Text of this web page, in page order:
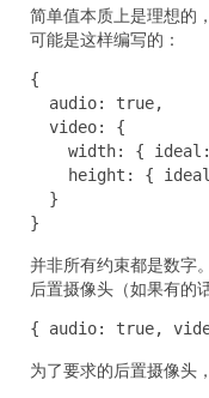
简单值本质上是理想的
可能是这样编写的：
{
audio: true,
video: {
width: { ideal:
height: { ideal:
}
}
并非所有约束都是数字
后置摄像头（如果有的
{ audio: true,
为了要求的后置摄像头